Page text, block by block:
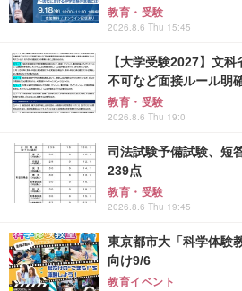
教育・受験
2026.8.6 Thu 15:45
【大学受験2027】文
不可など面接ルール明
教育・受験
2026.8.6 Thu 19:0
司法試験予備試験、短
239点
教育・受験
2026.8.6 Thu 19:45
東京都市大「科学体験
向け9/6
教育イベント